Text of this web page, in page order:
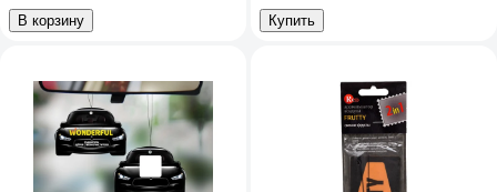
В корзину Купить